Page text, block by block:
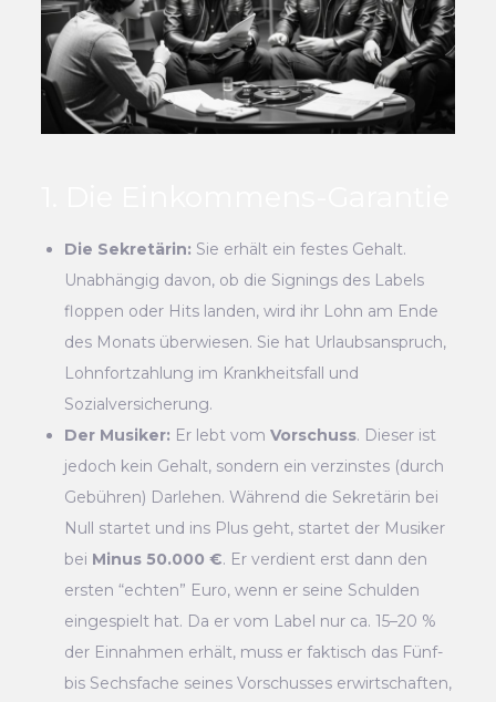
Die Sekretärin: Sie erhält ein festes Gehalt.
Unabhängig davon, ob die Signings des Labels
floppen oder Hits landen, wird ihr Lohn am Ende
des Monats überwiesen. Sie hat Urlaubsanspruch,
Lohnfortzahlung im Krankheitsfall und
Sozialversicherung.
Der Musiker: Er lebt vomVorschuss. Dieser ist
jedoch kein Gehalt, sondern ein verzinstes (durch
Gebühren) Darlehen. Während die Sekretärin bei
Null startet und ins Plus geht, startet der Musiker
bei Minus 50.000 €. Er verdient erst dann den
ersten “echten” Euro, wenn er seine Schulden
eingespielt hat. Da er vom Label nur ca. 15–20 %
der Einnahmen erhält, muss er faktisch das Fünf-
bis Sechsfache seines Vorschusses erwirtschaften,